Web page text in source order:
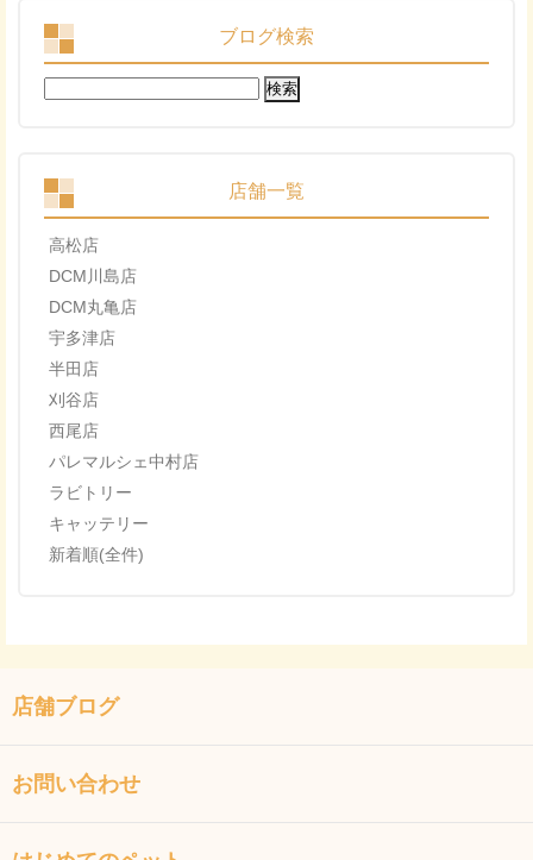
ブログ検索
検
索:
店舗一覧
高松店
DCM川島店
DCM丸亀店
宇多津店
半田店
刈谷店
西尾店
パレマルシェ中村店
ラビトリー
キャッテリー
新着順(全件)
店舗ブログ
お問い合わせ